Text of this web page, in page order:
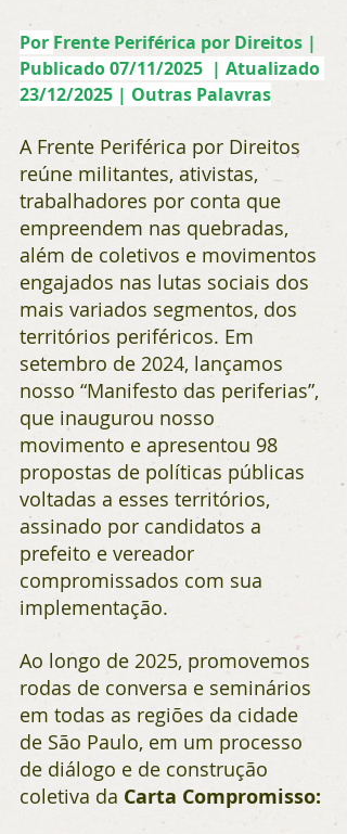
Por Frente Periférica por Direitos |
Publicado 07/11/2025  | Atualizado
23/12/2025 | Outras Palavras
A Frente Periférica por Direitos
reúne militantes, ativistas,
trabalhadores por conta que
empreendem nas quebradas,
além de coletivos e movimentos
engajados nas lutas sociais dos
mais variados segmentos, dos
territórios periféricos. Em
setembro de 2024, lançamos
nosso “Manifesto das periferias”,
que inaugurou nosso
movimento e apresentou 98
propostas de políticas públicas
voltadas a esses territórios,
assinado por candidatos a
prefeito e vereador
compromissados com sua
implementação.
Ao longo de 2025, promovemos
rodas de conversa e seminários
em todas as regiões da cidade
de São Paulo, em um processo
de diálogo e de construção
coletiva da Carta Compromisso: